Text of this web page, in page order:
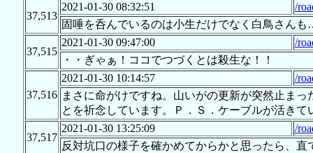
37,513
2021-01-30 08:32:51
/
固唾を呑んでいるのは小生だけでなく白鳥さん
37,515
2021-01-30 09:47:00
/
・・ぎゃぁ！ココでつづくとは殺生な！！
37,516
2021-01-30 10:14:57
/
まさに命がけですね。山いがの更新が突然止ま
とを祈念しています。Ｐ．Ｓ．ケーブルが活き
37,517
2021-01-30 13:25:09
/
反対坑口の様子を確かめてからかと思ったら、